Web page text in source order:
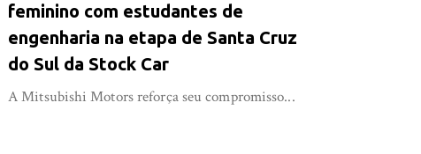
feminino com estudantes de
engenharia na etapa de Santa Cruz
do Sul da Stock Car
A Mitsubishi Motors reforça seu compromisso...